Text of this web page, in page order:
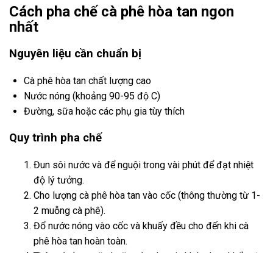
Cách pha chế cà phê hòa tan ngon
nhất
Nguyên liệu cần chuẩn bị
Cà phê hòa tan chất lượng cao
Nước nóng (khoảng 90-95 độ C)
Đường, sữa hoặc các phụ gia tùy thích
Quy trình pha chế
Đun sôi nước và để nguội trong vài phút để đạt nhiệt
độ lý tưởng.
Cho lượng cà phê hòa tan vào cốc (thông thường từ 1-
2 muỗng cà phê).
Đổ nước nóng vào cốc và khuấy đều cho đến khi cà
phê hòa tan hoàn toàn.